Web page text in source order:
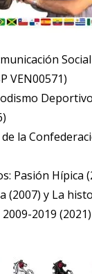
VEN00571)
Deportivo
la
Pasión Hípica
(2007) y La
2019 (2021)